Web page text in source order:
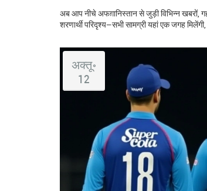
अब आप नीचे अफग़ानिस्तान से जुड़ी विभिन्न खबरों,
शरणार्थी परिदृश्य—सभी सामग्री यहां एक जगह
अक्तू॰
12